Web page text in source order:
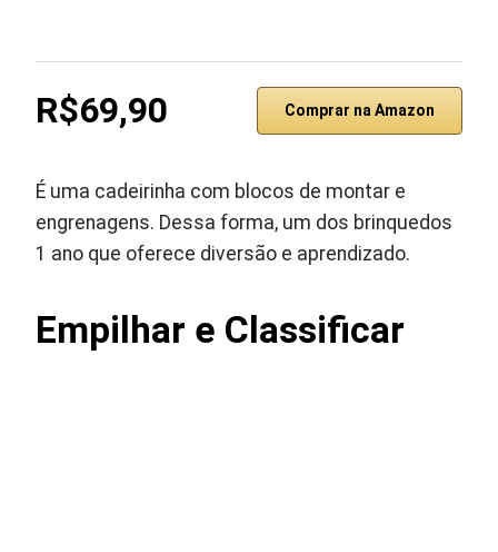
R$69,90 Comprar na Amazon
É uma cadeirinha com blocos de montar e
engrenagens. Dessa forma, um dos brinquedos
1 ano que oferece diversão e aprendizado.
Empilhar e Classificar